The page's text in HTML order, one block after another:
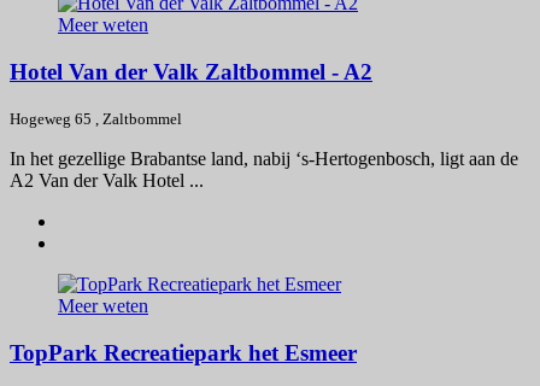
Meer weten
Hotel Van der Valk Zaltbommel - A2
Hogeweg 65 , Zaltbommel
In het gezellige Brabantse land, nabij ‘s-Hertogenbosch, ligt aan de
A2 Van der Valk Hotel ...
Meer weten
TopPark Recreatiepark het Esmeer